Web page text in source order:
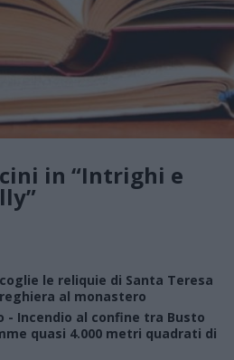
in “Intrighi e
le reliquie di Santa Teresa
al monastero
- Incendio al confine tra Busto
quasi 4.000 metri quadrati di